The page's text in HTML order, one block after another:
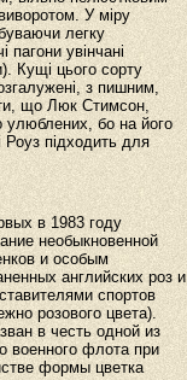
У міру
легку
увінчані
Кущі цього сорту
з пишним,
що Люк Стимсон,
улюблених, бо на його
Роуз підходить для
в 1983 году
необыкновенной
и особым
английских роз и
спортов
розового цвета).
в честь одной из
военного флота при
формы цветка